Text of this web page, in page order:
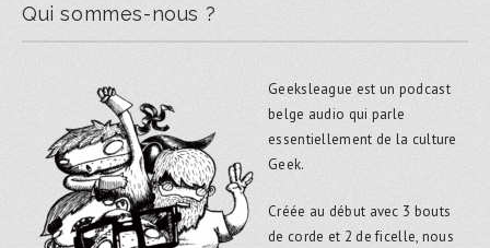
Qui sommes-nous ?
Geeksleague est un podcast
belge audio qui parle
essentiellement de la culture
Geek.
Créée au début avec 3 bouts
de corde et 2 de ficelle, nous